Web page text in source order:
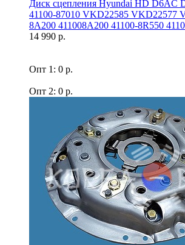
Диск сцепления Hyundai HD D6AC
41100-87010 VKD22585 VKD22577
8A200 411008A200 41100-8R550
14 990 р.
Опт 1: 0 р.
Опт 2: 0 р.